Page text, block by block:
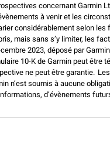
concernant Garmin
à venir et les
considérablement selon
mais sans s’y limiter, les
2023, déposé par
10-K de Garmin peut être
ne peut être garantie.
n’est soumis à aucune
d’évènements